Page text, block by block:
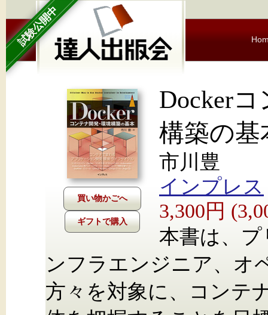
試験公開中
ギフトで購入
Docker
構築の基
市川豊
インプレス
3,300円
本書は、
ンフラエンジニア、オ
方々を対象に、コンテ